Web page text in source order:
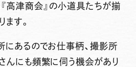
高津商会』の小道具たちが揃
ます。
にあるのでお仕事柄、撮影所
んにも頻繁に伺う機会があり